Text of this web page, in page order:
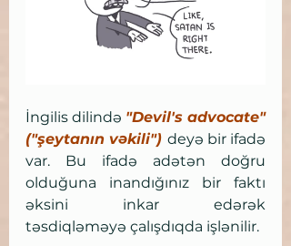
İngilis dilində "Devil's advocate"
("şeytanın vəkili") deyə bir ifadə
var. Bu ifadə adətən doğru
olduğuna inandığınız bir faktı
əksini inkar edərək
təsdiqləməyə çalışdıqda işlənilir.